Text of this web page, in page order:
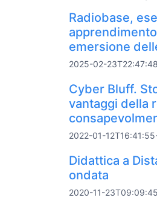
Radiobase,
emersione
2025-02-
Cyber Bluff.
vantaggi della
2022-01-
Didattica a
ondata
2020-11-